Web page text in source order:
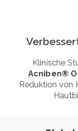
Klinische
Acniben®
Reduktion von